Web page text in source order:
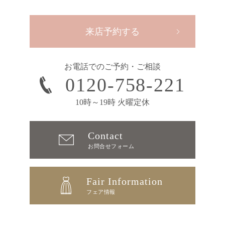
来店予約する
お電話でのご予約・ご相談
0120-758-221
10時～19時 火曜定休
Contact
お問合せフォーム
Fair Information
フェア情報